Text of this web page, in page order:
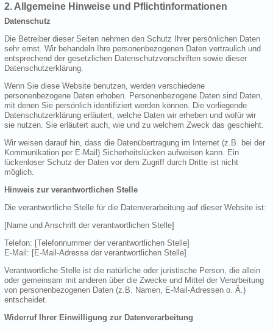
2. Allgemeine Hinweise und Pflichtinformationen
Datenschutz
Die Betreiber dieser Seiten nehmen den Schutz Ihrer persönlichen Daten
sehr ernst. Wir behandeln Ihre personenbezogenen Daten vertraulich und
entsprechend der gesetzlichen Datenschutzvorschriften sowie dieser
Datenschutzerklärung.
Wenn Sie diese Website benutzen, werden verschiedene
personenbezogene Daten erhoben. Personenbezogene Daten sind Daten,
mit denen Sie persönlich identifiziert werden können. Die vorliegende
Datenschutzerklärung erläutert, welche Daten wir erheben und wofür wir
sie nutzen. Sie erläutert auch, wie und zu welchem Zweck das geschieht.
Wir weisen darauf hin, dass die Datenübertragung im Internet (z.B. bei der
Kommunikation per E-Mail) Sicherheitslücken aufweisen kann. Ein
lückenloser Schutz der Daten vor dem Zugriff durch Dritte ist nicht
möglich.
Hinweis zur verantwortlichen Stelle
Die verantwortliche Stelle für die Datenverarbeitung auf dieser Website ist:
[Name und Anschrift der verantwortlichen Stelle]
Telefon: [Telefonnummer der verantwortlichen Stelle]
E-Mail: [E-Mail-Adresse der verantwortlichen Stelle]
Verantwortliche Stelle ist die natürliche oder juristische Person, die allein
oder gemeinsam mit anderen über die Zwecke und Mittel der Verarbeitung
von personenbezogenen Daten (z.B. Namen, E-Mail-Adressen o. Ä.)
entscheidet.
Widerruf Ihrer Einwilligung zur Datenverarbeitung